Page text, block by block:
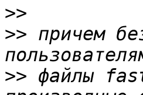
>>
>> причем
>> файлы